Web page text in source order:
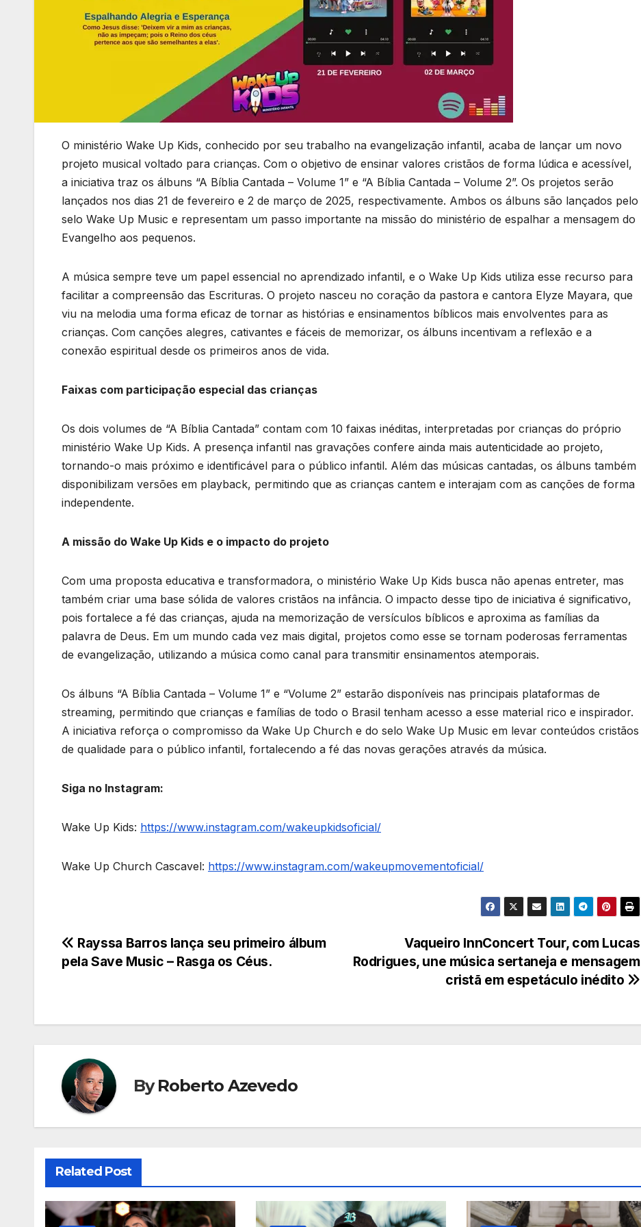
O ministério Wake Up Kids, conhecido por seu trabalho na evangelização infantil, acaba de lançar um novo
projeto musical voltado para crianças. Com o objetivo de ensinar valores cristãos de forma lúdica e acessível,
a iniciativa traz os álbuns “A Bíblia Cantada – Volume 1” e “A Bíblia Cantada – Volume 2”. Os projetos serão
lançados nos dias 21 de fevereiro e 2 de março de 2025, respectivamente. Ambos os álbuns são lançados pelo
selo Wake Up Music e representam um passo importante na missão do ministério de espalhar a mensagem do
Evangelho aos pequenos.
A música sempre teve um papel essencial no aprendizado infantil, e o Wake Up Kids utiliza esse recurso para
facilitar a compreensão das Escrituras. O projeto nasceu no coração da pastora e cantora Elyze Mayara, que
viu na melodia uma forma eficaz de tornar as histórias e ensinamentos bíblicos mais envolventes para as
crianças. Com canções alegres, cativantes e fáceis de memorizar, os álbuns incentivam a reflexão e a
conexão espiritual desde os primeiros anos de vida.
Faixas com participação especial das crianças
Os dois volumes de “A Bíblia Cantada” contam com 10 faixas inéditas, interpretadas por crianças do próprio
ministério Wake Up Kids. A presença infantil nas gravações confere ainda mais autenticidade ao projeto,
tornando-o mais próximo e identificável para o público infantil. Além das músicas cantadas, os álbuns também
disponibilizam versões em playback, permitindo que as crianças cantem e interajam com as canções de forma
independente.
A missão do Wake Up Kids e o impacto do projeto
Com uma proposta educativa e transformadora, o ministério Wake Up Kids busca não apenas entreter, mas
também criar uma base sólida de valores cristãos na infância. O impacto desse tipo de iniciativa é significativo,
pois fortalece a fé das crianças, ajuda na memorização de versículos bíblicos e aproxima as famílias da
palavra de Deus. Em um mundo cada vez mais digital, projetos como esse se tornam poderosas ferramentas
de evangelização, utilizando a música como canal para transmitir ensinamentos atemporais.
Os álbuns “A Bíblia Cantada – Volume 1” e “Volume 2” estarão disponíveis nas principais plataformas de
streaming, permitindo que crianças e famílias de todo o Brasil tenham acesso a esse material rico e inspirador.
A iniciativa reforça o compromisso da Wake Up Church e do selo Wake Up Music em levar conteúdos cristãos
de qualidade para o público infantil, fortalecendo a fé das novas gerações através da música.
Siga no Instagram:
Wake Up Kids: https://www.instagram.com/wakeupkidsoficial/
Wake Up Church Cascavel: https://www.instagram.com/wakeupmovementoficial/
Navegação
de
Vaqueiro InnConcert Tour, com Lucas
Rodrigues, une música sertaneja e mensagem
cristã em espetáculo inédito
Rayssa Barros lança seu primeiro álbum
pela Save Music – Rasga os Céus.
ByRoberto Azevedo
Related Post